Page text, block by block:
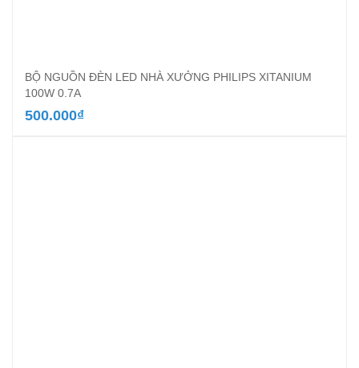
BỘ NGUỒN ĐÈN LED NHÀ XƯỞNG PHILIPS XITANIUM
100W 0.7A
500.000₫